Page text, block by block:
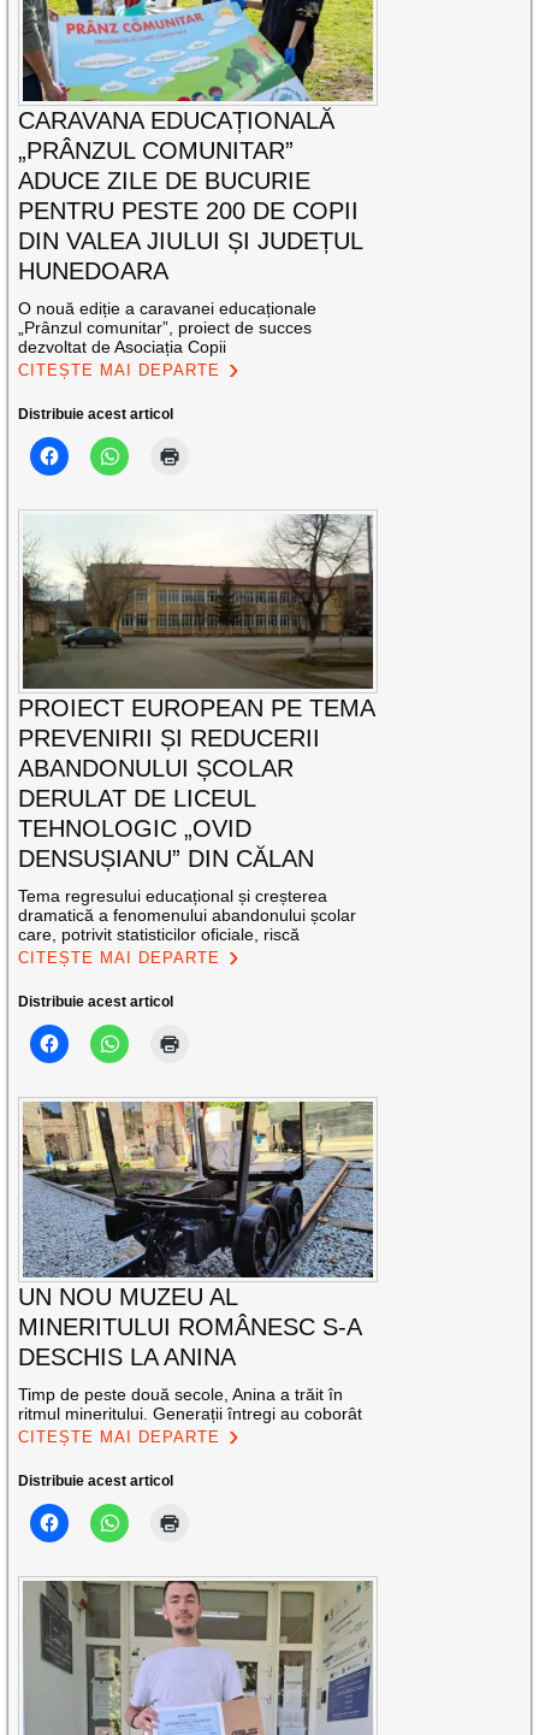
CARAVANA EDUCAȚIONALĂ
„PRÂNZUL COMUNITAR”
ADUCE ZILE DE BUCURIE
PENTRU PESTE 200 DE COPII
DIN VALEA JIULUI ȘI JUDEȚUL
HUNEDOARA
O nouă ediție a caravanei educaționale
„Prânzul comunitar”, proiect de succes
dezvoltat de Asociația Copii
CITEȘTE MAI DEPARTE
Distribuie acest articol
PROIECT EUROPEAN PE TEMA
PREVENIRII ȘI REDUCERII
ABANDONULUI ȘCOLAR
DERULAT DE LICEUL
TEHNOLOGIC „OVID
DENSUȘIANU” DIN CĂLAN
Tema regresului educațional și creșterea
dramatică a fenomenului abandonului școlar
care, potrivit statisticilor oficiale, riscă
CITEȘTE MAI DEPARTE
Distribuie acest articol
UN NOU MUZEU AL
MINERITULUI ROMÂNESC S-A
DESCHIS LA ANINA
Timp de peste două secole, Anina a trăit în
ritmul mineritului. Generații întregi au coborât
CITEȘTE MAI DEPARTE
Distribuie acest articol